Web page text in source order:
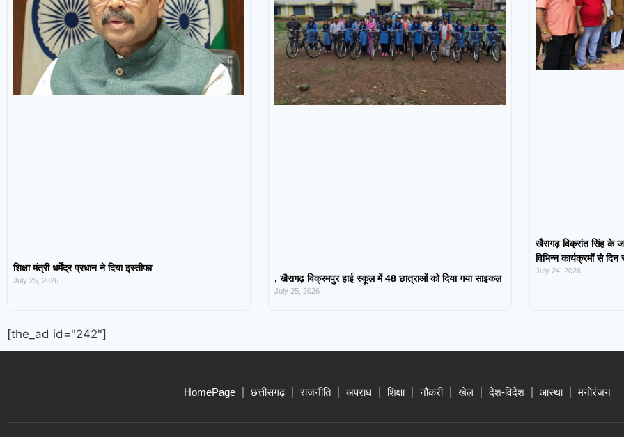
शिक्षा मंत्री धर्मेंद्र प्रधान ने दिया इस्तीफा
July 25, 2026 , खैरागढ़ विक्रमपुर हाई स्कूल में 48 छात्राओं को दिया गया साइकल
July 25, 2026
खैरागढ़ विक्रांत सिंह के
विभिन्न कार्यक्रमों से दिन
July 24, 2026
[the_ad id="242"]
HomePage छत्तीसगढ़ राजनीति अपराध शिक्षा नौकरी खेल देश-विदेश आस्था मनोरंजन